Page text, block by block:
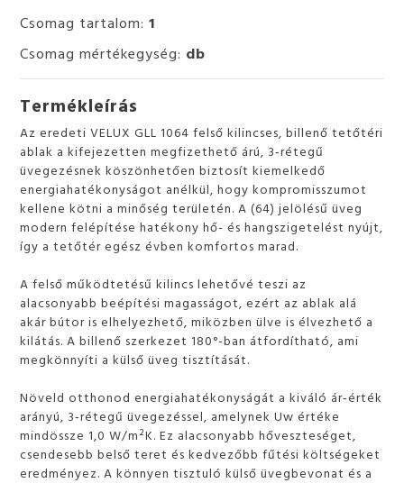
Csomag tartalom:1
Csomag mértékegység: db
Termékleírás
Az eredeti VELUX GLL 1064 felső kilincses, billenő tetőtéri
ablak a kifejezetten megfizethető árú, 3‑rétegű
üvegezésnek köszönhetően biztosít kiemelkedő
energiahatékonyságot anélkül, hogy kompromisszumot
kellene kötni a minőség területén. A (64) jelölésű üveg
modern felépítése hatékony hő- és hangszigetelést nyújt,
így a tetőtér egész évben komfortos marad.
A felső működtetésű kilincs lehetővé teszi az
alacsonyabb beépítési magasságot, ezért az ablak alá
akár bútor is elhelyezhető, miközben ülve is élvezhető a
kilátás. A billenő szerkezet 180°-ban átfordítható, ami
megkönnyíti a külső üveg tisztítását.
Növeld otthonod energiahatékonyságát a kiváló ár‑érték
arányú, 3‑rétegű üvegezéssel, amelynek Uw értéke
mindössze 1,0 W/m²K. Ez alacsonyabb hőveszteséget,
csendesebb belső teret és kedvezőbb fűtési költségeket
eredményez. A könnyen tisztuló külső üvegbevonat és a